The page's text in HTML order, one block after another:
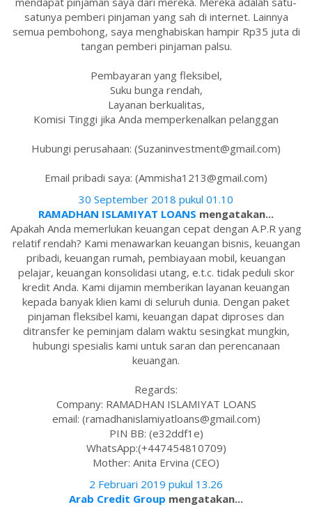
satunya pemberi pinjaman yang sah di internet. Lainnya
semua pembohong, saya menghabiskan hampir Rp35 juta di
tangan pemberi pinjaman palsu.
Pembayaran yang fleksibel,
Suku bunga rendah,
Layanan berkualitas,
Komisi Tinggi jika Anda memperkenalkan pelanggan
Hubungi perusahaan: (Suzaninvestment@gmail.com)
Email pribadi saya: (Ammisha1213@gmail.com)
30 September 2018 pukul 01.10
RAMADHAN ISLAMIYAT LOANS mengatakan...
Apakah Anda memerlukan keuangan cepat dengan A.P.R yang
relatif rendah? Kami menawarkan keuangan bisnis, keuangan
pribadi, keuangan rumah, pembiayaan mobil, keuangan
pelajar, keuangan konsolidasi utang, e.t.c. tidak peduli skor
kredit Anda. Kami dijamin memberikan layanan keuangan
kepada banyak klien kami di seluruh dunia. Dengan paket
pinjaman fleksibel kami, keuangan dapat diproses dan
ditransfer ke peminjam dalam waktu sesingkat mungkin,
hubungi spesialis kami untuk saran dan perencanaan
keuangan.
Regards:
Company: RAMADHAN ISLAMIYAT LOANS
email: (ramadhanislamiyatloans@gmail.com)
PIN BB: (e32ddf1e)
WhatsApp:(+447454810709)
Mother: Anita Ervina (CEO)
2 Februari 2019 pukul 13.26
Arab Credit Group mengatakan...